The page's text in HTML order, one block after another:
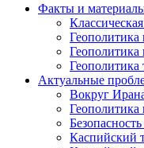
Факты и
Геополитика
Актуальные
Вокруг
Геополитика
Каспийский